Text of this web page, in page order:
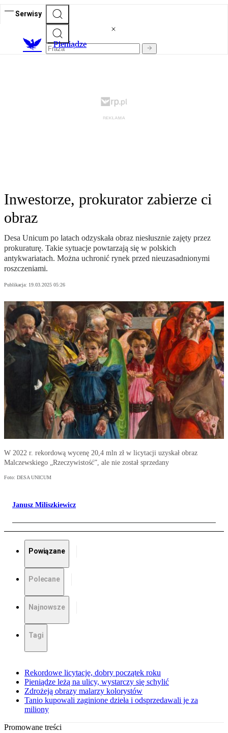
Serwisy
Pieniądze
Inwestorze, prokurator zabierze ci
obraz
Desa Unicum po latach odzyskała obraz niesłusznie zajęty przez
prokuraturę. Takie sytuacje powtarzają się w polskich
antykwariatach. Można uchronić rynek przed nieuzasadnionymi
roszczeniami.
Publikacja: 19.03.2025 05:26
W 2022 r. rekordową wycenę 20,4 mln zł w licytacji uzyskał obraz
Malczewskiego „Rzeczywistość”, ale nie został sprzedany
Foto: DESA UNICUM
Janusz Miliszkiewicz
Powiązane
Polecane
Najnowsze
Tagi
Rekordowe licytacje, dobry początek roku
Pieniądze leżą na ulicy, wystarczy się schylić
Zdrożeją obrazy malarzy kolorystów
Tanio kupowali zaginione dzieła i odsprzedawali je za
miliony
Promowane treści